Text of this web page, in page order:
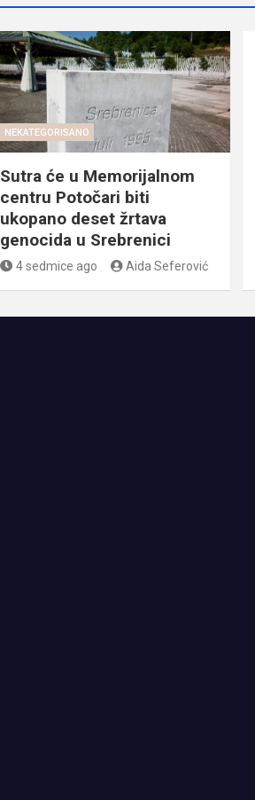
NEKATEGORISANO
Sutra će u Memorijalnom
centru Potočari biti
ukopano deset žrtava
genocida u Srebrenici
4 sedmice ago Aida Seferović